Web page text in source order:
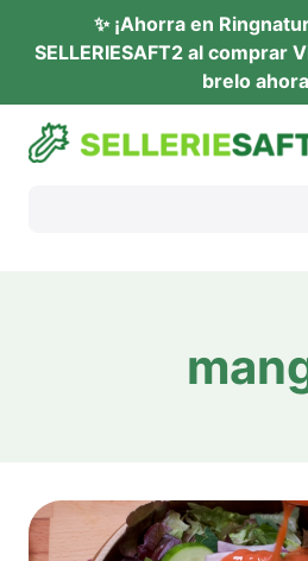
✨ ¡Ahor­ra en
SELLERIESAFT2 al com­prar
b­re­lo